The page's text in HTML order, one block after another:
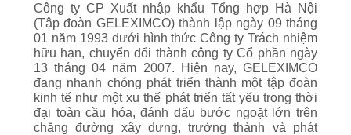
Công ty CP Xuất nhập khẩu Tổng hợp Hà Nội
(Tập đoàn GELEXIMCO) thành lập ngày 09 tháng
01 năm 1993 dưới hình thức Công ty Trách nhiệm
hữu hạn, chuyển đổi thành công ty Cổ phần ngày
13 tháng 04 năm 2007. Hiện nay, GELEXIMCO
đang nhanh chóng phát triển thành một tập đoàn
kinh tế như một xu thế phát triển tất yếu trong thời
đại toàn cầu hóa, đánh dấu bước ngoặt lớn trên
chặng đường xây dựng, trưởng thành và phát